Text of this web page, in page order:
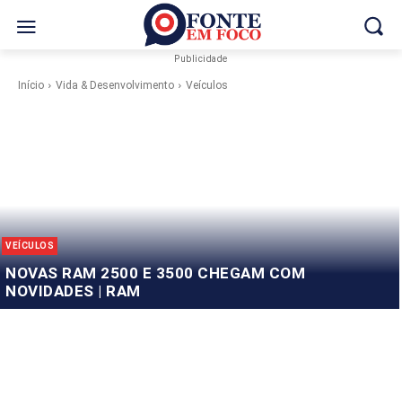
Publicidade
Início Vida & Desenvolvimento Veículos
VEÍCULOS
NOVAS RAM 2500 E 3500 CHEGAM COM
NOVIDADES | RAM